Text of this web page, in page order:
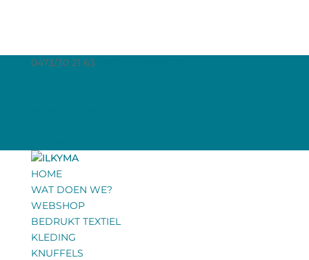
0473/30 21 63
HOME
WAT DOEN WE?
WEBSHOP
BEDRUKT TEXTIEL
KLEDING
KNUFFELS